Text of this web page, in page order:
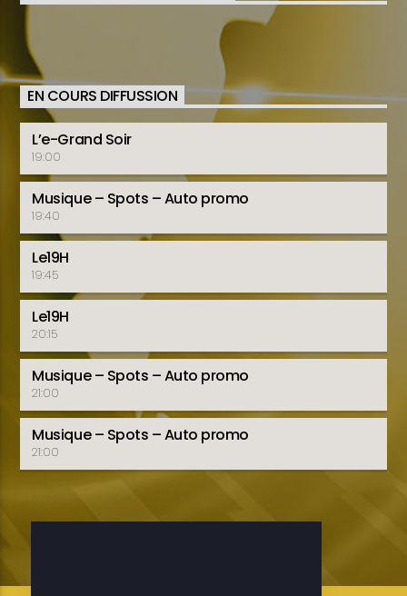
EN COURS DIFFUSSION
L’e-Grand Soir
19:00
Musique – Spots – Auto promo
19:40
Le19H
19:45
Le19H
20:15
Musique – Spots – Auto promo
21:00
Musique – Spots – Auto promo
21:00